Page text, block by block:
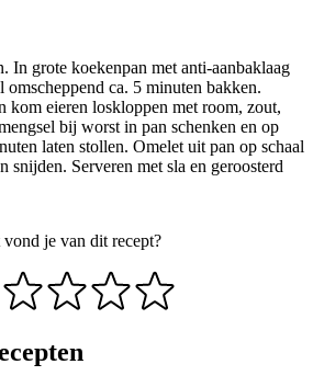
In grote koekenpan met anti-aanbaklaag
omscheppend ca. 5 minuten bakken.
eieren loskloppen met room, zout,
bij worst in pan schenken en op
laten stollen. Omelet uit pan op schaal
snijden. Serveren met sla en geroosterd
vond je van dit recept?